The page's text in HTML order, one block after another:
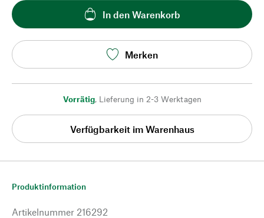
In den Warenkorb
Merken
Vorrätig, Lieferung in 2-3 Werktagen
Verfügbarkeit im Warenhaus
Produktinformation
Artikelnummer 216292